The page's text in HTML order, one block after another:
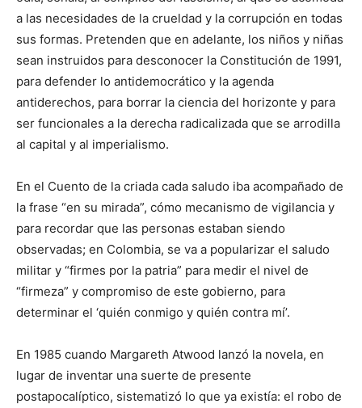
a las necesidades de la crueldad y la corrupción en todas
sus formas. Pretenden que en adelante, los niños y niñas
sean instruidos para desconocer la Constitución de 1991,
para defender lo antidemocrático y la agenda
antiderechos, para borrar la ciencia del horizonte y para
ser funcionales a la derecha radicalizada que se arrodilla
al capital y al imperialismo.
En el Cuento de la criada cada saludo iba acompañado de
la frase “en su mirada”, cómo mecanismo de vigilancia y
para recordar que las personas estaban siendo
observadas; en Colombia, se va a popularizar el saludo
militar y “firmes por la patria” para medir el nivel de
“firmeza” y compromiso de este gobierno, para
determinar el ‘quién conmigo y quién contra mí’.
En 1985 cuando Margareth Atwood lanzó la novela, en
lugar de inventar una suerte de presente
postapocalíptico, sistematizó lo que ya existía: el robo de